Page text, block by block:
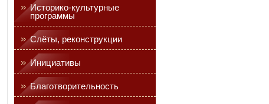
Историко-культурные
программы
Слёты, реконструкции
Инициативы
Благотворительность